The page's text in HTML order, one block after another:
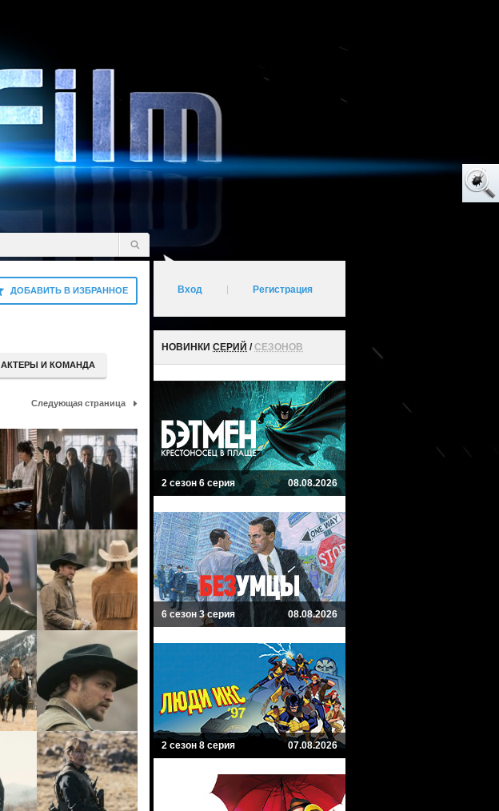
ДОБАВИТЬ В ИЗБРАННОЕ
АКТЕРЫ И КОМАНДА
Следующая страница
Вход Регистрация
НОВИНКИ СЕРИЙ /СЕЗОНОВ
2 сезон 6 серия 08.08.2026
6 сезон 3 серия 08.08.2026
2 сезон 8 серия 07.08.2026